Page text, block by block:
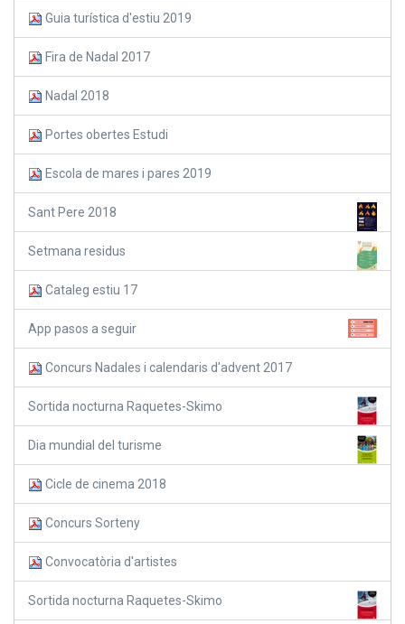
Guia turística d'estiu 2019
Fira de Nadal 2017
Nadal 2018
Portes obertes Estudi
Escola de mares i pares 2019
Sant Pere 2018
Setmana residus
Cataleg estiu 17
App pasos a seguir
Concurs Nadales i calendaris d'advent 2017
Sortida nocturna Raquetes-Skimo
Dia mundial del turisme
Cicle de cinema 2018
Concurs Sorteny
Convocatòria d'artistes
Sortida nocturna Raquetes-Skimo